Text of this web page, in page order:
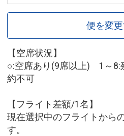
便を変
【空席状況】
○:空席あり(9席以上) 1～
約不可
【フライト差額/1名】
現在選択中のフライトから
す。